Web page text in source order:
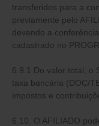
transferidos para a
previamente pelo
devendo a
cadastrado no
6.9.1 Do valor total, o
taxa bancária (DOC/
impostos e
6.10. O AFILIADO